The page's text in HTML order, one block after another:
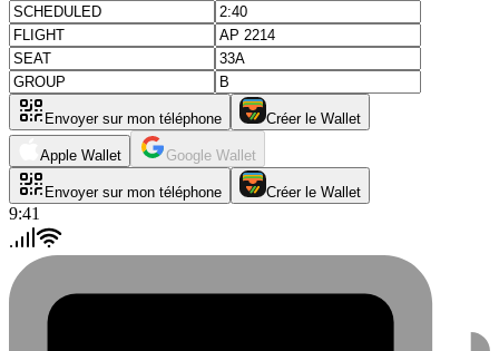
Envoyer sur mon téléphone Créer le Wallet
Apple Wallet Google Wallet
Envoyer sur mon téléphone Créer le Wallet
9:41